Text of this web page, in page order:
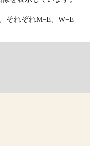
それぞれM=E、W=E